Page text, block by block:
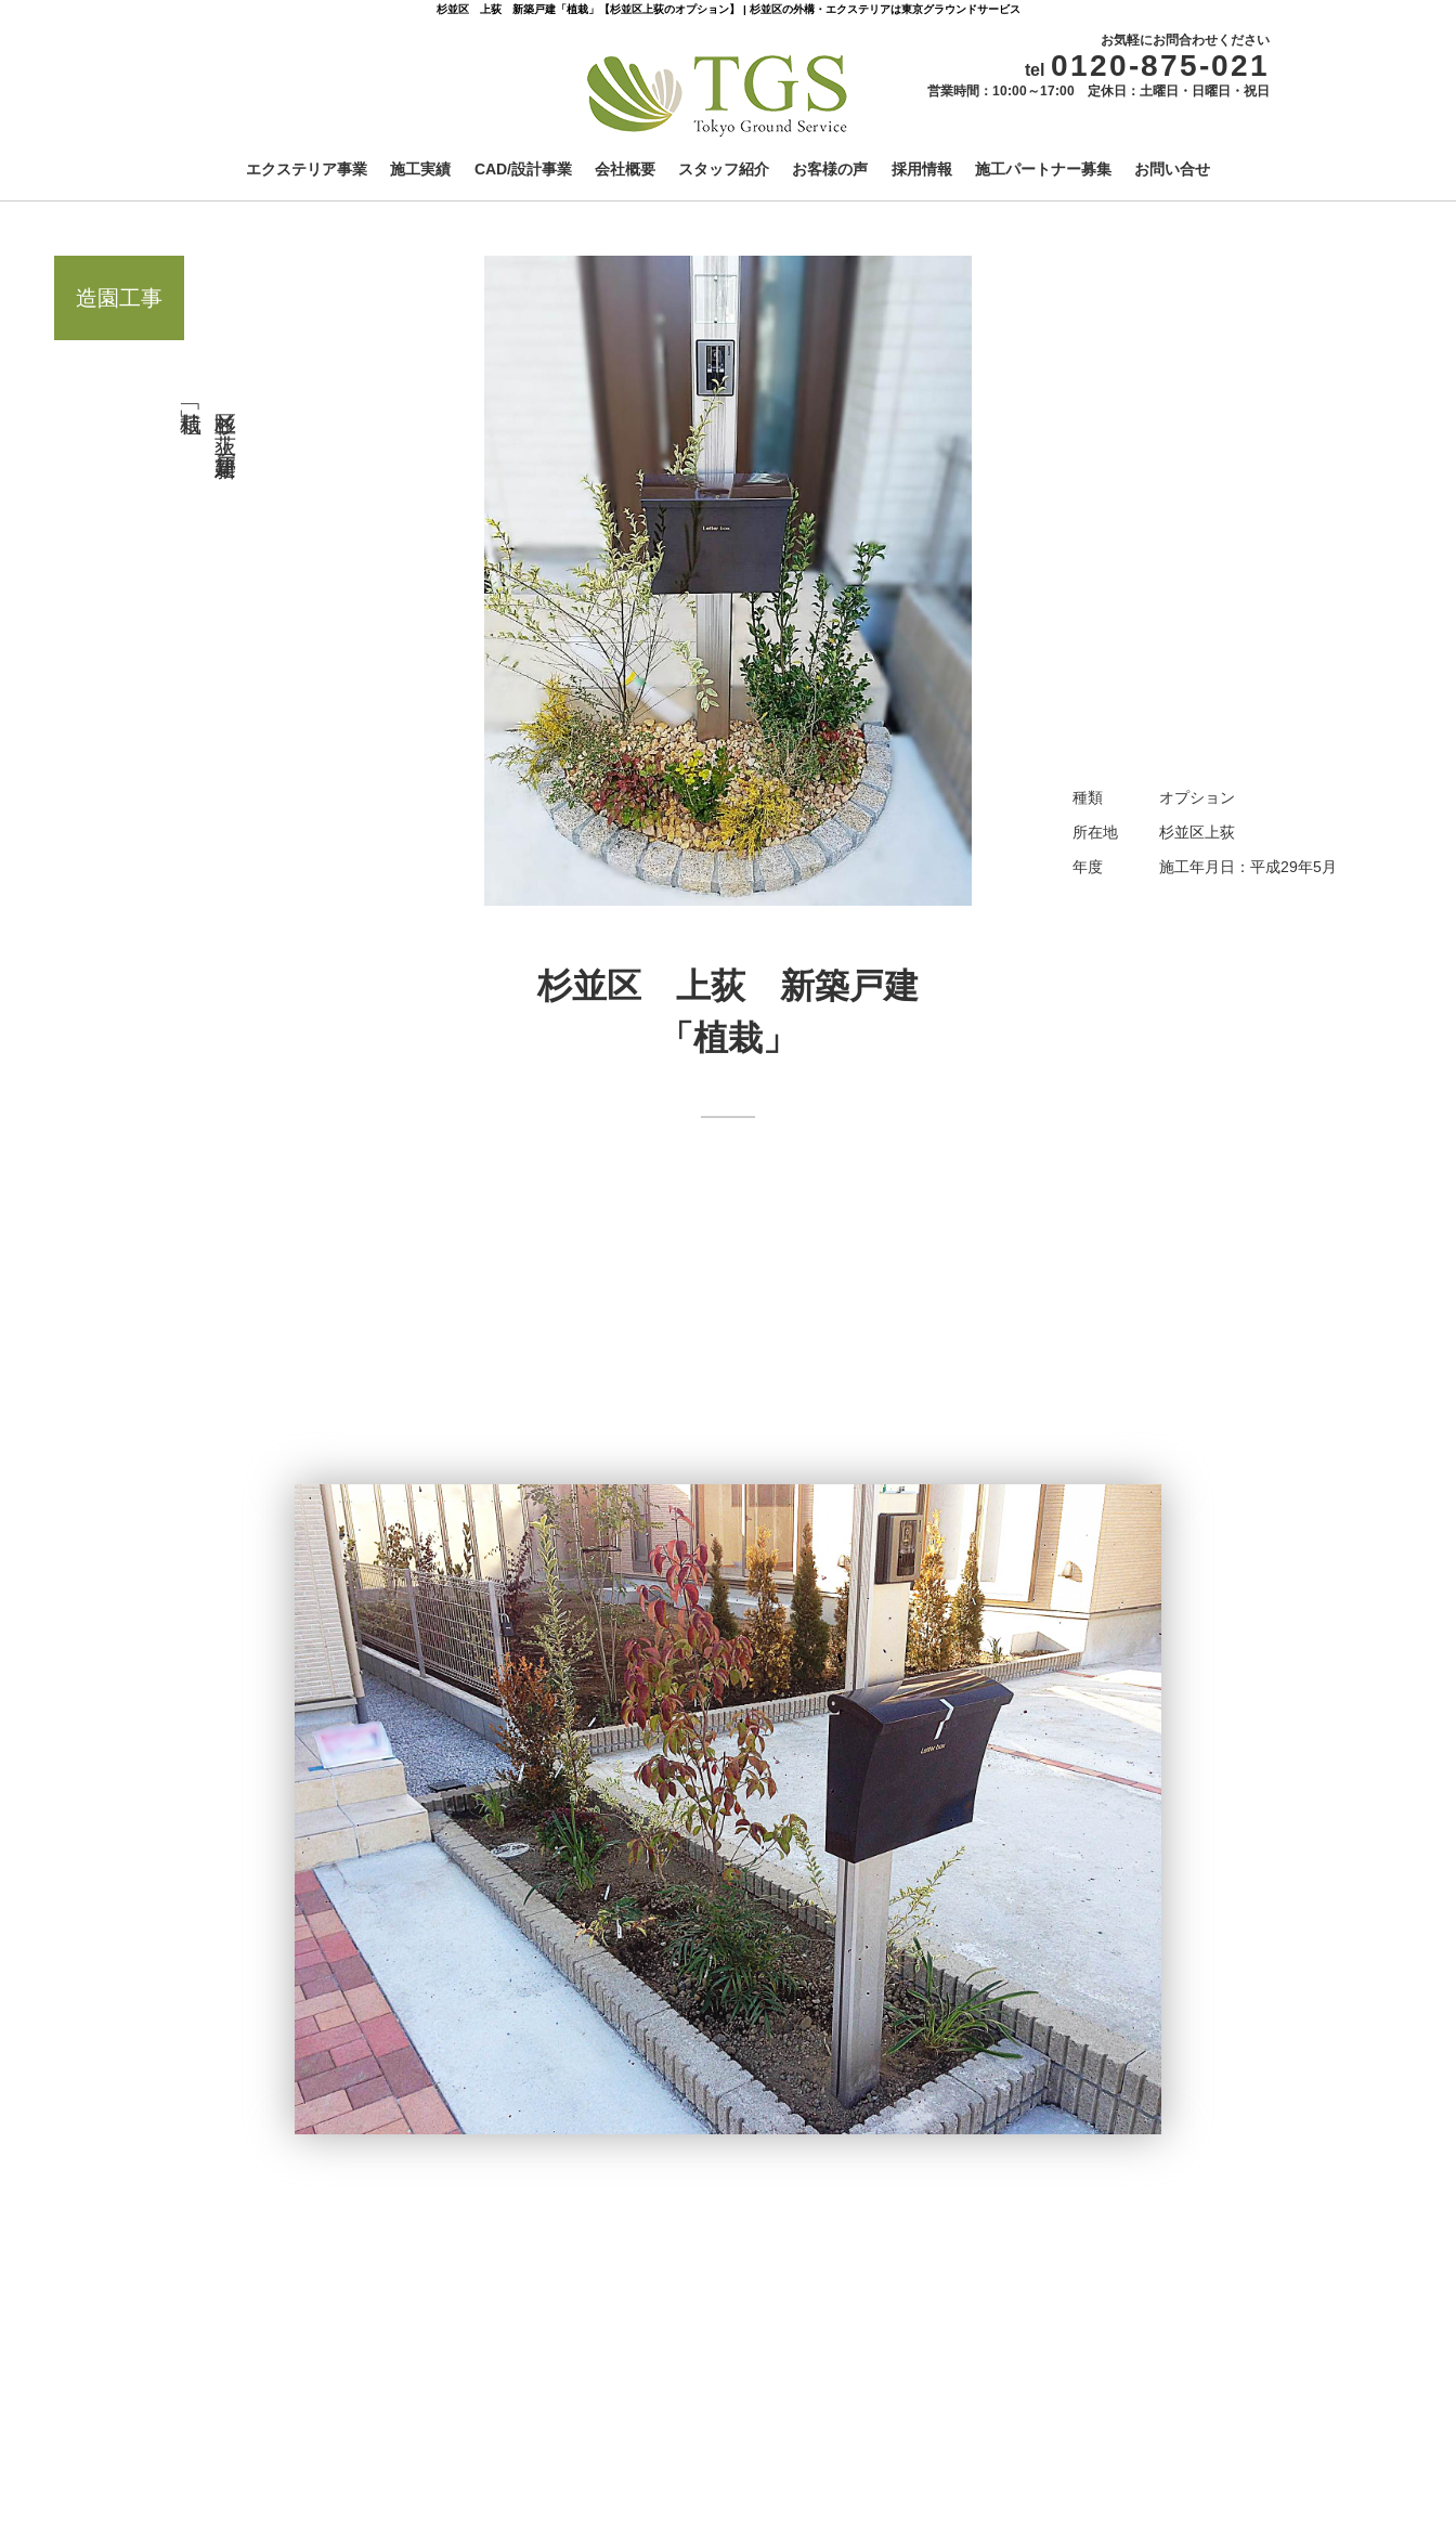
杉並区 上荻 新築戸建「植栽」【杉並区上荻のオプション】 | 杉並区の外構・エクステリアは東京グラウンドサービス
お気軽にお問合わせください
tel 0120-875-021
営業時間：10:00～17:00 定休日：土曜日・日曜日・祝日
エクステリア事業 施工実績 CAD/設計事業 会社概要 スタッフ紹介 お客様の声 採用情報 施工パートナー募集 お問い合せ
造園工事
杉並区 上荻 新築戸建
種類
オプション
所在地
杉並区上荻
年度
施工年月日：平成29年5月
杉並区 上荻 新築戸建
「植栽」